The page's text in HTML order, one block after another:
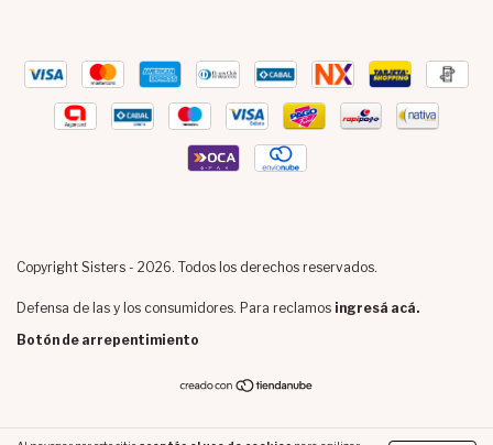
Copyright Sisters - 2026. Todos los derechos reservados.
Defensa de las y los consumidores. Para reclamos ingresá acá.
Botón de arrepentimiento